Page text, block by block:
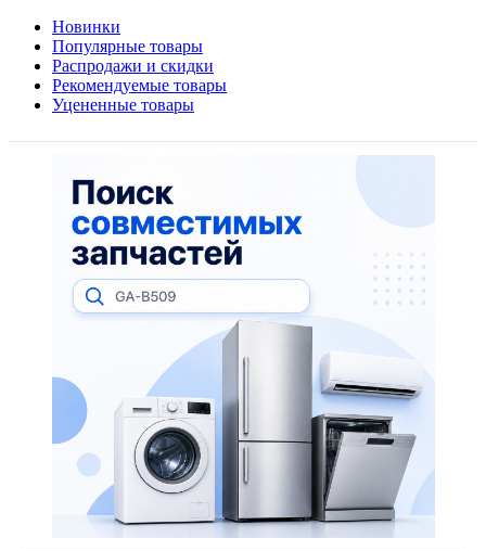
Новинки
Популярные товары
Распродажи и скидки
Рекомендуемые товары
Уцененные товары